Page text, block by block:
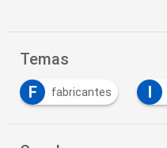
Temas
F
fabricantes I